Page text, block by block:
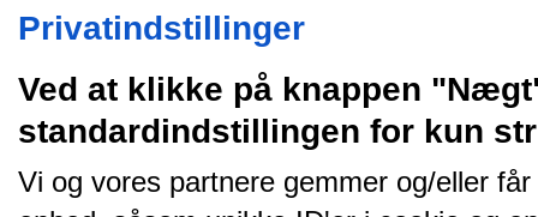
Privatindstillinger
Ved at klikke på knappen
standardindstillingen for kun
Vi og vores partnere gemmer og/eller